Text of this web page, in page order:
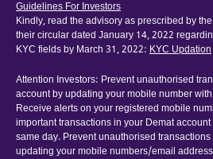
Guidelines For Investors
Kindly, read the advisory as prescribed by
their circular dated January 14, 2022
KYC fields by March 31, 2022: KYC Updation
Attention Investors: Prevent unauthorised
account by updating your mobile number
Receive alerts on your registered mobile
important transactions in your Demat
same day. Prevent unauthorised
updating your mobile numbers/email